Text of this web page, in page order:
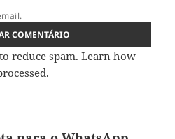
reduce spam.Learn how